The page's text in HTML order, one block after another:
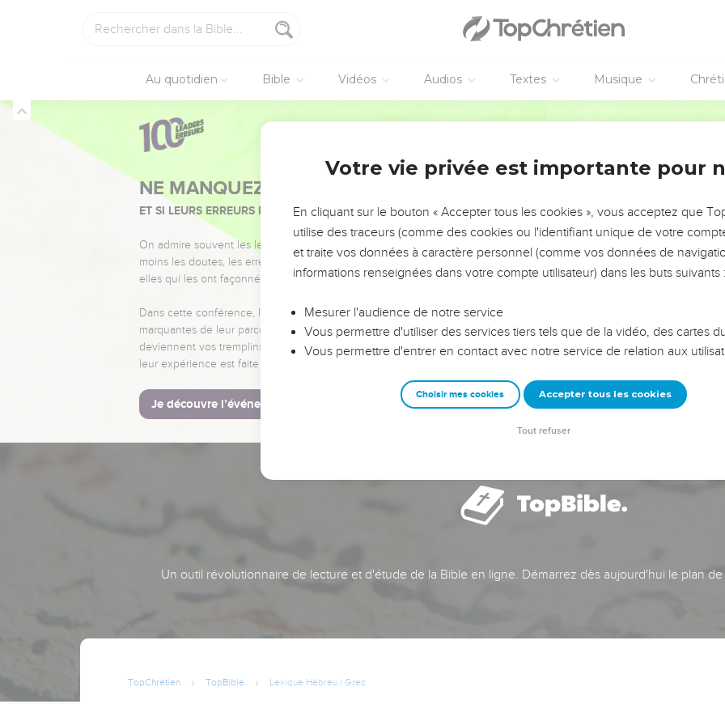
Au quotidien Bible Vidéos Audios Textes Musique
NE MANQUEZ PAS L’ÉVÉNEMENT DE L’ANNÉE !
ET SI LEURS ERREURS POUVAIENT VOUS ÉVITER LES VOTRES ?
On admire souvent les leaders pour leurs réussites, leur impact, leur foi ou leur vision. Mais on voit
moins les doutes, les erreurs et les saisons difficiles qu'ils ont traversés, alors même que ce sont
elles qui les ont façonnés.
Dans cette conférence, leaders, entrepreneurs, et responsables reviennent sur les erreurs
marquantes de leur parcours et les clés pour avancer avec plus de sagesse afin que leurs erreurs
deviennent vos tremplins. Que vous guidiez un ministère, une équipe, un groupe ou une famille,
leur expérience est faite pour vous.
Je découvre l’événement
Un outil révolutionnaire de lecture et d'étude de la Bible en ligne. Démarrez dès aujourd'hui le plan
TopChrétien TopBible Lexique Hébreu / Grec
Votre vie privée est importante pour
En cliquant sur le bouton « Accepter tous les cookies », vous acceptez que
utilise des traceurs (comme des cookies ou l'identifiant unique de votre
et traite vos données à caractère personnel (comme vos données de
informations renseignées dans votre compte utilisateur) dans les buts suivants :
Mesurer l'audience de notre service
Vous permettre d'utiliser des services tiers tels que de la vidéo, des cartes
Vous permettre d'entrer en contact avec notre service de relation aux
Choisir mes cookies Accepter tous les cookies
Tout refuser